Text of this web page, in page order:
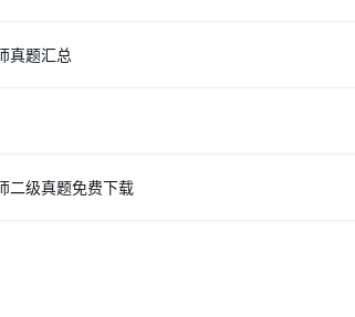
真题汇总
二级真题免费下载